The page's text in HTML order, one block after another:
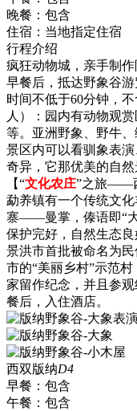
晚餐： 包含
住宿： 当地指定住宿
行程介绍
疯狂动物城，亲手制作
早餐后，抵达野象谷
时间不低于60分钟，
人）：园内有动物观
等。亚洲野象、野牛
景区内可以看驯象表
奇异，它那优美的自
【“文化农庄”之旅——
勐养镇有一个传统文
寨——曼掌，傣语即“
保护完好，自然生态
景洪市首批被命名为
市的“美丽乡村”示范
家留作纪念，并且参
餐后，入住酒店。
西双版纳D4
早餐： 包含
午餐： 包含